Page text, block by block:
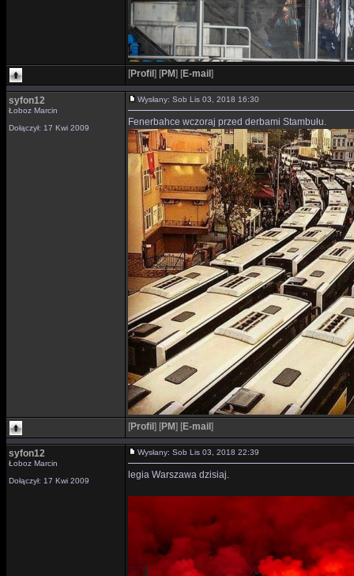
[Profil ] [PM] [E-mail ]
syfon12
Łoboz Marcin
Dołączył: 17 Kwi 2009
Wysłany: Sob Lis 03, 2018 16:30
Fenerbahce wczoraj przed derbami Stambułu.
[Profil ] [PM] [E-mail ]
syfon12
Łoboz Marcin
Dołączył: 17 Kwi 2009
Wysłany: Sob Lis 03, 2018 22:39
legia Warszawa dzisiaj.